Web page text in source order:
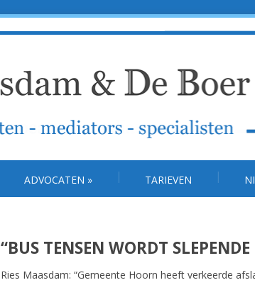
ADVOCATEN » TARIEVEN
“BUS TENSEN WORDT
Ries Maasdam: “Gemeente Hoorn heeft verkeerde